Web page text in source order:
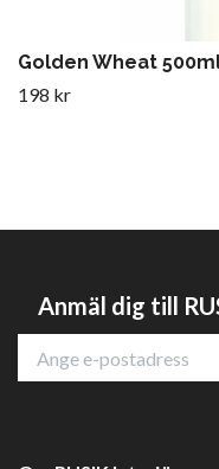
Golden Wheat
198 kr
Anmäl dig till